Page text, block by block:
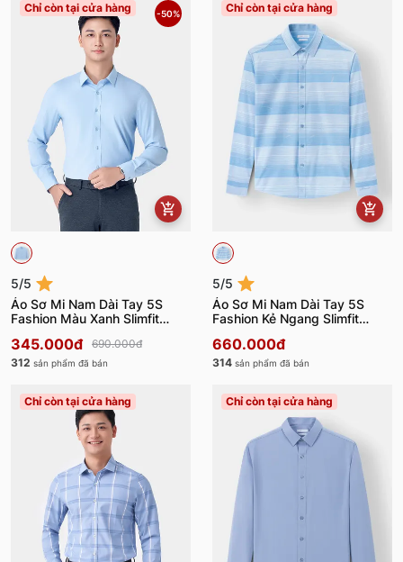
Chỉ còn tại cửa hàng -50%
5/5
Áo Sơ Mi Nam Dài Tay 5S
Fashion Màu Xanh Slimfit
345.000đ
690.000đ
312 sản phẩm đã bán
Chỉ còn tại cửa hàng
5/5
Áo Sơ Mi Nam Dài Tay 5S
Fashion Kẻ Ngang Slimfit
660.000đ
314 sản phẩm đã bán
Chỉ còn tại cửa hàng Chỉ còn tại cửa hàng